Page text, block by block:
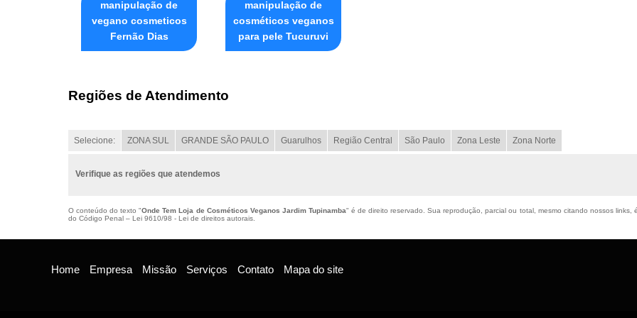
manipulação de
vegano cosmeticos
Fernão Dias
manipulação de
cosméticos veganos
para pele Tucuruvi
Regiões de Atendimento
Selecione: ZONA SUL GRANDE SÃO PAULO Guarulhos Região Central São Paulo Zona Leste Zona Norte
Verifique as regiões que atendemos
O conteúdo do texto "Onde Tem Loja de Cosméticos Veganos Jardim Tupinamba" é de direito reservado. Sua reprodução, parcial ou total, mesmo citando nossos
do Código Penal – Lei 9610/98 - Lei de direitos autorais
Home Empresa Missão Serviços Contato Mapa do site